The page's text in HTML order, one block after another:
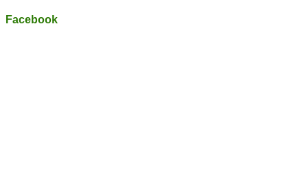
Facebook